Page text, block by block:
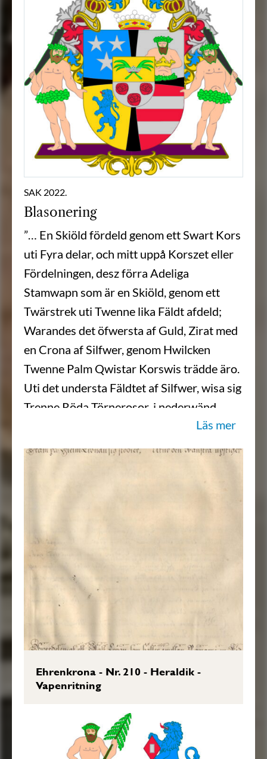
SAK 2022.
Blasonering
”… En Skiöld fördeld genom ett Swart Kors
uti Fyra delar, och mitt uppå Korszet eller
Fördelningen, desz förra Adeliga
Stamwapn som är en Skiöld, genom ett
Twärstrek uti Twenne lika Fäldt afdeld;
Warandes det öfwersta af Guld, Zirat med
en Crona af Silfwer, genom Hwilcken
Twenne Palm Qwistar Korswis trädde äro.
Uti det understa Fäldtet af Silfwer, wisa sig
Trenne Röda Törnerosor, i nederwänd
Triangel Rangerade. Af sielfwa Friherrliga
Wapnet är det Första Fäldtet Blått,
af Silfwer 2 och 1 rangerade Lysa. I det
for Bröstet en Crona af Guld. Uti det
Tredie Fäldtet som är af Guld, står ett
uprest Blått Leijon. Det Fjerde Fäldtet är
Rödt, hwarutinnan Twenne Bjelckar eller
Facer af Silfwer ligga. Ofwan på Skiölden
stå Twenne Öpne Tornere Hielmar, med en
Friherrlig Crona emellan, och en på
Hwardera Hielmen. Utur den Högra Hielm
Cronan upstår öfwerdelen af en Wildman,
som en Gren i wänstra Handen håller,
hwars Stam på Hielm Cronan sig stödier.
Utur den wänstra upstiger Öfwerdelen af
Läs mer
Ehrenkrona - Nr. 210 - Heraldik -
Vapenritning